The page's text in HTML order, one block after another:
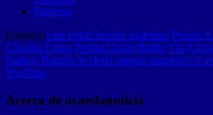
Pinterest
Etiquetaspara evitar hechos violentos Prensa
Circuito Éxitos Prensa Unión Radio Vía
Radio): Ramón Aveledo sugiere mantener el
YouTube
Acerca de acaeslanoticia